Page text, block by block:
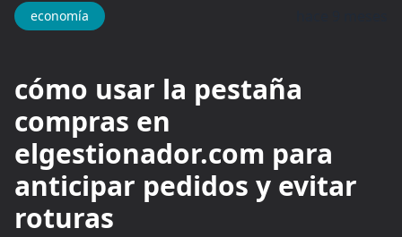
economía
cómo usar la pestaña
compras en
elgestionador.com para
anticipar pedidos y evitar
roturas